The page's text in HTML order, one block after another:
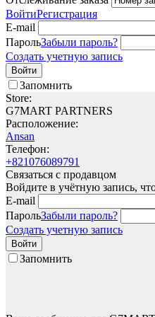
ВойтиРегистрация
E-mail
ПарольЗабыли пароль?
Создать учетную запись
Войти
Запомнить
Store:
G7MART PARTNERS
Расположение:
Ansan
Телефон:
+821076089791
Связаться с продавцом
Войдите в учётную запись,
E-mail
ПарольЗабыли пароль?
Создать учетную запись
Войти
Запомнить